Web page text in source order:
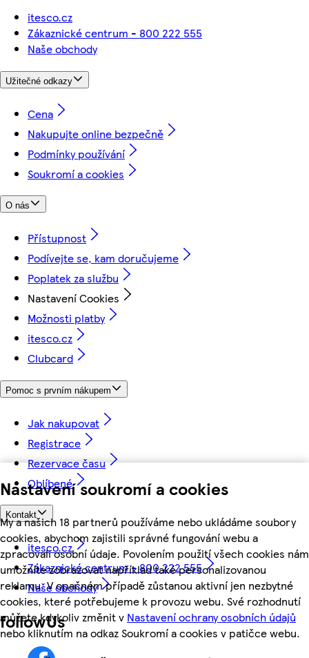
Nastavení soukromí a cookies
My a našich 18 partnerů používáme nebo ukládáme soubory
cookies, abychom zajistili správné fungování webu a
zpracovali osobní údaje. Povolením použití všech cookies nám
umožníte zobrazovat například také personalizovanou
reklamu. V opačném případě zůstanou aktivní jen nezbytné
cookies, které potřebujeme k provozu webu. Své rozhodnutí
můžete kdykoliv změnit v Nastavení ochrany osobních údajů
nebo kliknutím na odkaz Soukromí a cookies v patičce webu.
itesco.cz
Zákaznické centrum - 800 222 555
Naše obchody
Užitečné odkazy
Cena
Nakupujte online bezpečně
Podmínky používání
Soukromí a cookies
O nás
Přístupnost
Podívejte se, kam doručujeme
Poplatek za službu
Nastavení Cookies
Možnosti platby
itesco.cz
Clubcard
Pomoc s prvním nákupem
Jak nakupovat
Registrace
Rezervace času
Oblíbené
Kontakt
itesco.cz
Zákaznické centrum - 800 222 555
Naše obchody
followUs